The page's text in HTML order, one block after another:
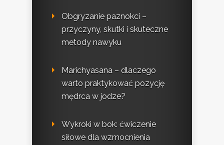
Obgryzanie paznokci –
przyczyny, skutki i skuteczne
metody nawyku
Marichyasana – dlaczego
warto praktykować pozycję
mędrca w jodze?
Wykroki w bok: ćwiczenie
siłowe dla wzmocnienia